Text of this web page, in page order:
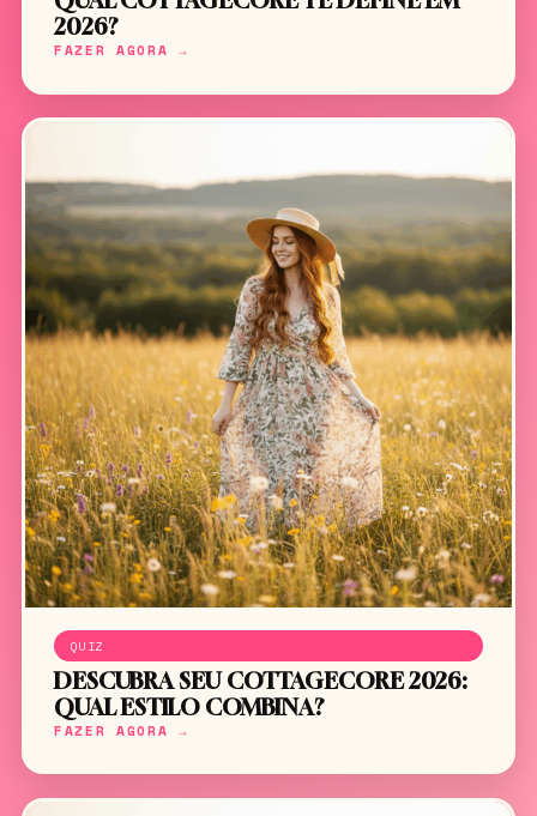
2026?
FAZER AGORA →
QUIZ
DESCUBRA SEU COTTAGECORE 2026:
QUAL ESTILO COMBINA?
FAZER AGORA →